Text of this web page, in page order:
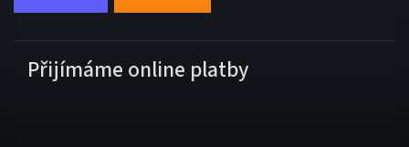
Přijímáme online platby